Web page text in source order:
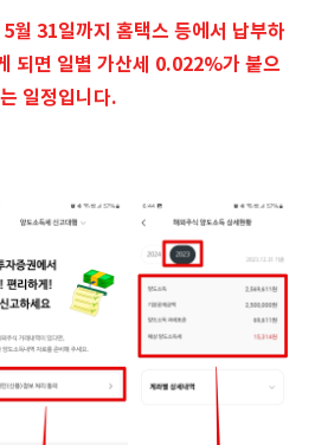
월 31일까지 홈택스 등에서 납부하
되면 일별 가산세 0.022%가 붙으
일정입니다.